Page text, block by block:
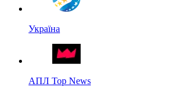
Україна
АПЛ Top News